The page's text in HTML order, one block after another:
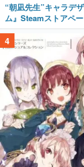
“朝凪先生”キャラデ
ム』Steamストアペ
4